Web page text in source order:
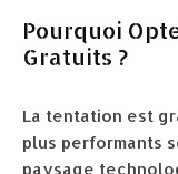
Pourquoi
Gratuits ?
La tentation est
plus performants
paysage